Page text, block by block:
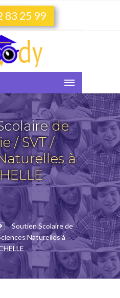
83 25 99
de
/ SVT /
à
Soutien Scolaire de
Naturelles à